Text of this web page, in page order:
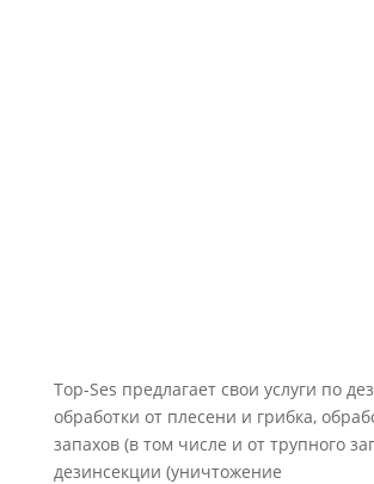
Top-Ses предлагает свои услуги по
обработки от плесени и грибка,
запахов (в том числе и от трупного
дезинсекции (уничтожение